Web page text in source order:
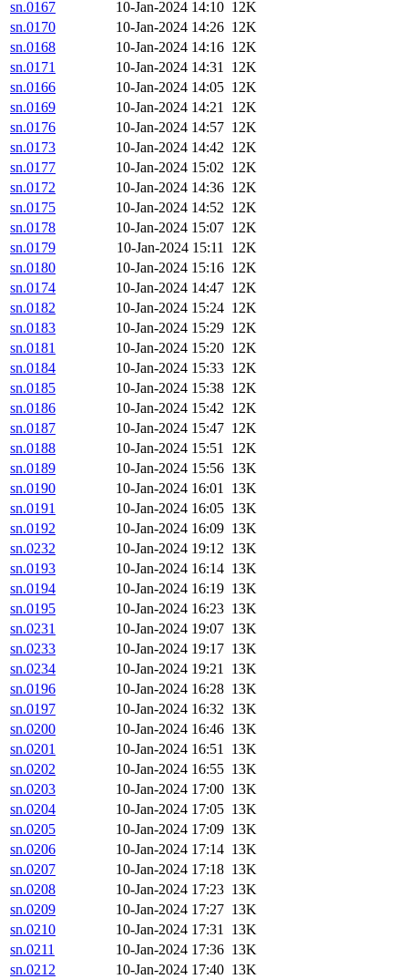
sn.0167 10-Jan-2024 14:10 12K
sn.0170
10-Jan-2024 14:26 12K
sn.0168
10-Jan-2024 14:16 12K
sn.0171
10-Jan-2024 14:31 12K
sn.0166
10-Jan-2024 14:05 12K
sn.0169
10-Jan-2024 14:21 12K
sn.0176
10-Jan-2024 14:57 12K
sn.0173
10-Jan-2024 14:42 12K
sn.0177
10-Jan-2024 15:02 12K
sn.0172
10-Jan-2024 14:36 12K
sn.0175
10-Jan-2024 14:52 12K
sn.0178
10-Jan-2024 15:07 12K
sn.0179
10-Jan-2024 15:11 12K
sn.0180
10-Jan-2024 15:16 12K
sn.0174
10-Jan-2024 14:47 12K
sn.0182
10-Jan-2024 15:24 12K
sn.0183
10-Jan-2024 15:29 12K
sn.0181
10-Jan-2024 15:20 12K
sn.0184
10-Jan-2024 15:33 12K
sn.0185
10-Jan-2024 15:38 12K
sn.0186
10-Jan-2024 15:42 12K
sn.0187
10-Jan-2024 15:47 12K
sn.0188
10-Jan-2024 15:51 12K
sn.0189
10-Jan-2024 15:56 13K
sn.0190
10-Jan-2024 16:01 13K
sn.0191
10-Jan-2024 16:05 13K
sn.0192
10-Jan-2024 16:09 13K
sn.0232
10-Jan-2024 19:12 13K
sn.0193
10-Jan-2024 16:14 13K
sn.0194
10-Jan-2024 16:19 13K
sn.0195
10-Jan-2024 16:23 13K
sn.0231
10-Jan-2024 19:07 13K
sn.0233
10-Jan-2024 19:17 13K
sn.0234
10-Jan-2024 19:21 13K
sn.0196
10-Jan-2024 16:28 13K
sn.0197
10-Jan-2024 16:32 13K
sn.0200
10-Jan-2024 16:46 13K
sn.0201
10-Jan-2024 16:51 13K
sn.0202
10-Jan-2024 16:55 13K
sn.0203
10-Jan-2024 17:00 13K
sn.0204
10-Jan-2024 17:05 13K
sn.0205
10-Jan-2024 17:09 13K
sn.0206
10-Jan-2024 17:14 13K
sn.0207
10-Jan-2024 17:18 13K
sn.0208
10-Jan-2024 17:23 13K
sn.0209
10-Jan-2024 17:27 13K
sn.0210
10-Jan-2024 17:31 13K
sn.0211
10-Jan-2024 17:36 13K
sn.0212
10-Jan-2024 17:40 13K